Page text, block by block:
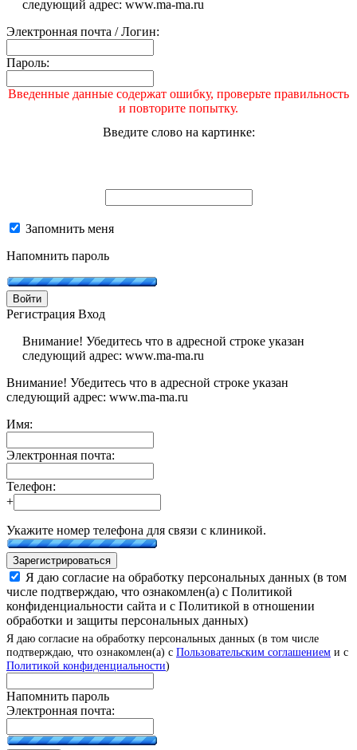
следующий адрес: www.ma-ma.ru
Электронная почта / Логин:
Пароль:
Введенные данные содержат ошибку, проверьте правильность
и повторите попытку.
Введите слово на картинке:
Запомнить меня
Напомнить пароль
Войти
Регистрация Вход
Внимание! Убедитесь что в адресной строке указан
следующий адрес: www.ma-ma.ru
Внимание! Убедитесь что в адресной строке указан
следующий адрес: www.ma-ma.ru
Имя:
Электронная почта:
Телефон:
+
Укажите номер телефона для связи с клиникой.
Зарегистрироваться
Я даю согласие на обработку персональных данных (в том
числе подтверждаю, что ознакомлен(а) с Политикой
конфиденциальности сайта и с Политикой в отношении
обработки и защиты персональных данных)
Я даю согласие на обработку персональных данных (в том числе
подтверждаю, что ознакомлен(а) с Пользовательским соглашением и с
Политикой конфиденциальности)
Напомнить пароль
Электронная почта: